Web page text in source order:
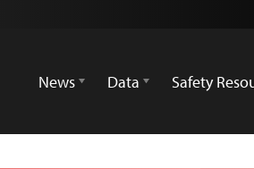
News
Data Safety